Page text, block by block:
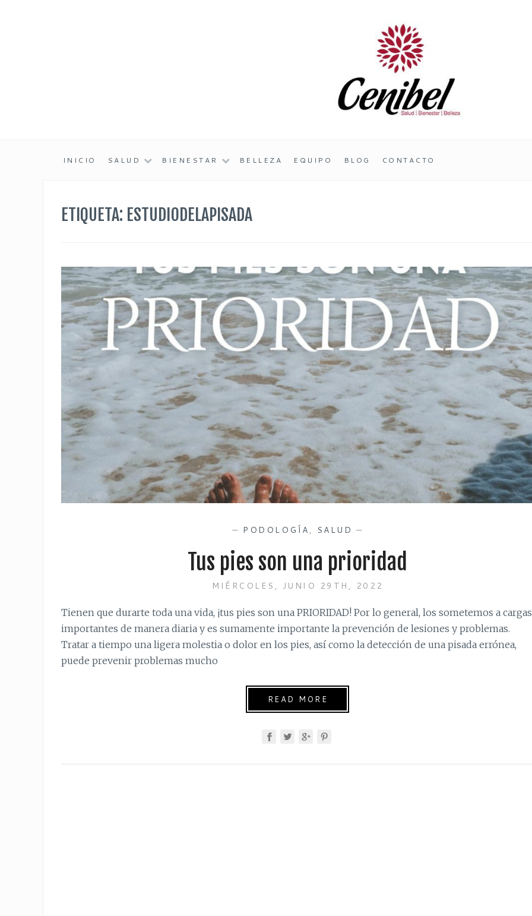
INICIO SALUD BIENESTAR BELLEZA EQUIPO BLOG CONTACTO
ETIQUETA: ESTUDIODELAPISADA
— PODOLOGÍA , SALUD —
Tus pies son una prioridad
MIÉRCOLES, JUNIO 29TH, 2022
Tienen que durarte toda una vida, ¡tus pies son una PRIORIDAD! Por lo general, los sometemos a cargas
importantes de manera diaria y es sumamente importante la prevención de lesiones y problemas.
Tratar a tiempo una ligera molestia o dolor en los pies, así como la detección de una pisada errónea,
puede prevenir problemas mucho
READ MORE